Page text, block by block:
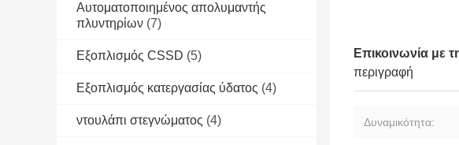
Αυτοματοποιημένος απολυμαντής
πλυντηρίων (7)
Εξοπλισμός CSSD (5)
Εξοπλισμός κατεργασίας ύδατος (4)
ντουλάπι στεγνώματος (4)
Επικοινωνία με
περιγραφή
Δυναμικότητα: